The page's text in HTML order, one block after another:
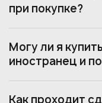
при покупке?
Могу ли я
иностранец и
Как проходит